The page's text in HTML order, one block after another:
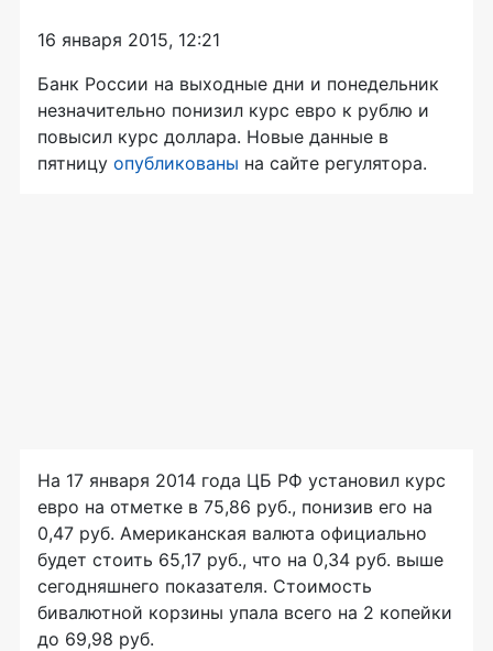
16 января 2015, 12:21
Банк России на выходные дни и понедельник
незначительно понизил курс евро к рублю и
повысил курс доллара. Новые данные в
пятницу опубликованы на сайте регулятора.
На 17 января 2014 года ЦБ РФ установил курс
евро на отметке в 75,86 руб., понизив его на
0,47 руб. Американская валюта официально
будет стоить 65,17 руб., что на 0,34 руб. выше
сегодняшнего показателя. Стоимость
бивалютной корзины упала всего на 2 копейки
до 69,98 руб.